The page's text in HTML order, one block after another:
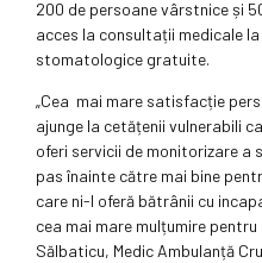
200 de persoane vârstnice și
acces la consultații medicale
stomatologice gratuite.
„Cea mai mare satisfacție
ajunge la cetățenii vulnerabili
oferi servicii de monitorizare a
pas înainte către mai bine
care ni-l oferă bătrânii cu
cea mai mare mulțumire
Sălbaticu, Medic Ambulanță